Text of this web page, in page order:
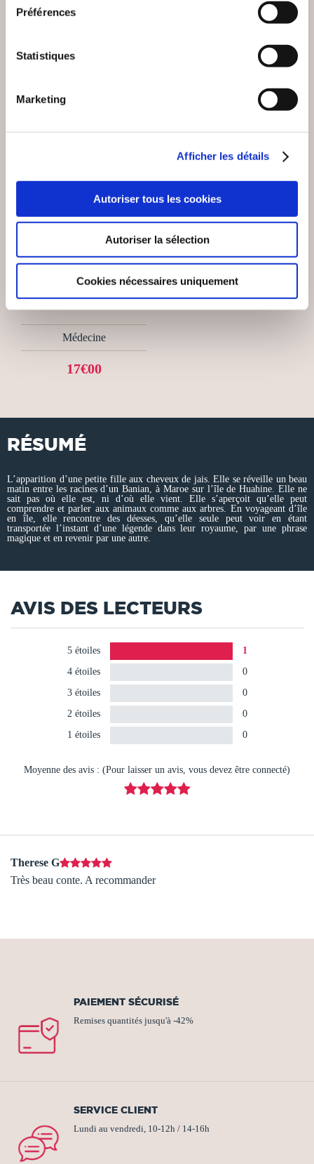
Préférences
Statistiques
Marketing
Afficher les détails
Autoriser tous les cookies
Autoriser la sélection
Cookies nécessaires uniquement
(0 avis)
alexandre jauliac
Médecine
17€00
RÉSUMÉ
L’apparition d’une petite fille aux cheveux de jais. Elle se réveille un beau
matin entre les racines d’un Banian, à Maroe sur l’île de Huahine. Elle ne
sait pas où elle est, ni d’où elle vient. Elle s’aperçoit qu’elle peut
comprendre et parler aux animaux comme aux arbres. En voyageant d’île
en île, elle rencontre des déesses, qu’elle seule peut voir en étant
transportée l’instant d’une légende dans leur royaume, par une phrase
magique et en revenir par une autre.
AVIS DES LECTEURS
5 étoiles
1
4 étoiles
0
3 étoiles
0
2 étoiles
0
1 étoiles
0
Moyenne des avis : (Pour laisser un avis, vous devez être connecté)
Therese G
Très beau conte. A recommander
PAIEMENT SÉCURISÉ
Remises quantités jusqu'à -42%
SERVICE CLIENT
Lundi au vendredi, 10-12h / 14-16h